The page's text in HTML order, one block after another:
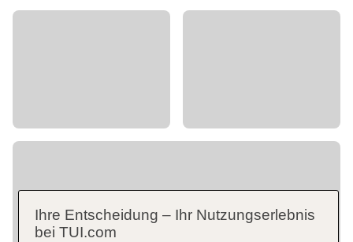
Ihre Entscheidung – Ihr Nutzungserlebnis
bei TUI.com